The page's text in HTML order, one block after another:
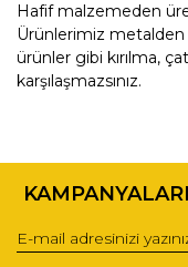
Hafif malzemeden
Ürünlerimiz metalden
ürünler gibi kırılma,
karşılaşmazsınız.
konularda yetersiz
Görüş ve önerileriniz
Ürün resmi